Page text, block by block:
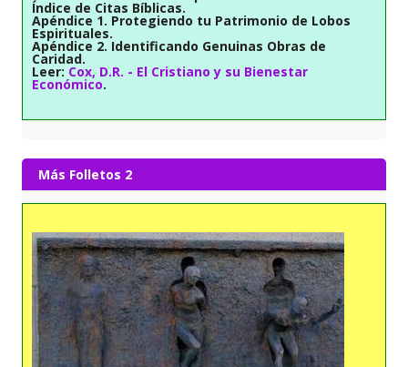
Índice de Citas Bíblicas.
Apéndice 1. Protegiendo tu Patrimonio de Lobos
Espirituales.
Apéndice 2. Identificando Genuinas Obras de
Caridad.
Leer: Cox, D.R. - El Cristiano y su Bienestar
Económico.
Más Folletos 2